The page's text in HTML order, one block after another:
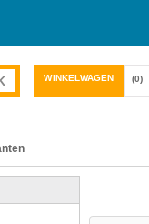
WINKELWAGEN (0)